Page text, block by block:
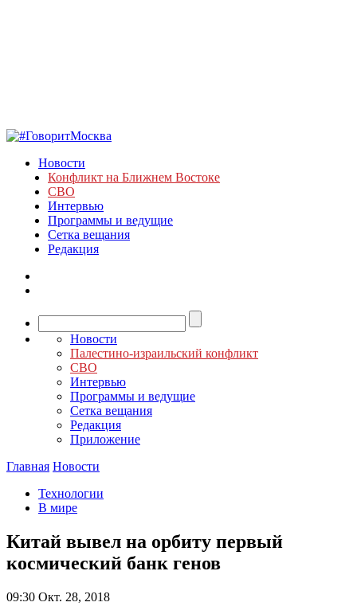
Новости
Конфликт на Ближнем Востоке
СВО
Интервью
Программы и ведущие
Сетка вещания
Редакция
Новости
Палестино-израильский конфликт
СВО
Интервью
Программы и ведущие
Сетка вещания
Редакция
Приложение
Главная Новости
Технологии
В мире
Китай вывел на орбиту первый
космический банк генов
09:30 Окт. 28, 2018